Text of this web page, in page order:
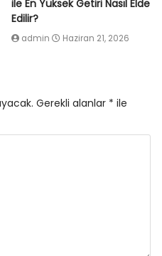
ile En Yüksek Getiri Nasıl Elde
Edilir?
admin Haziran 21, 2026
Gerekli alanlar * ile